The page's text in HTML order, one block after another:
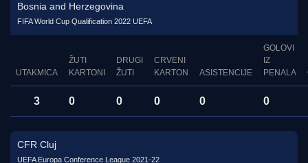
Bosnia and Herzegovina
FIFA World Cup Qualification 2022 UEFA
UTAKMICA
ŽUTI
KARTONI
DRUGI
ŽUTI
CRVENI
KARTON
ASISTENCIJE
GOLOVI
IZ
PENALA
3 0 0 0 0 0
CFR Cluj
UEFA Europa Conference League 2021-22